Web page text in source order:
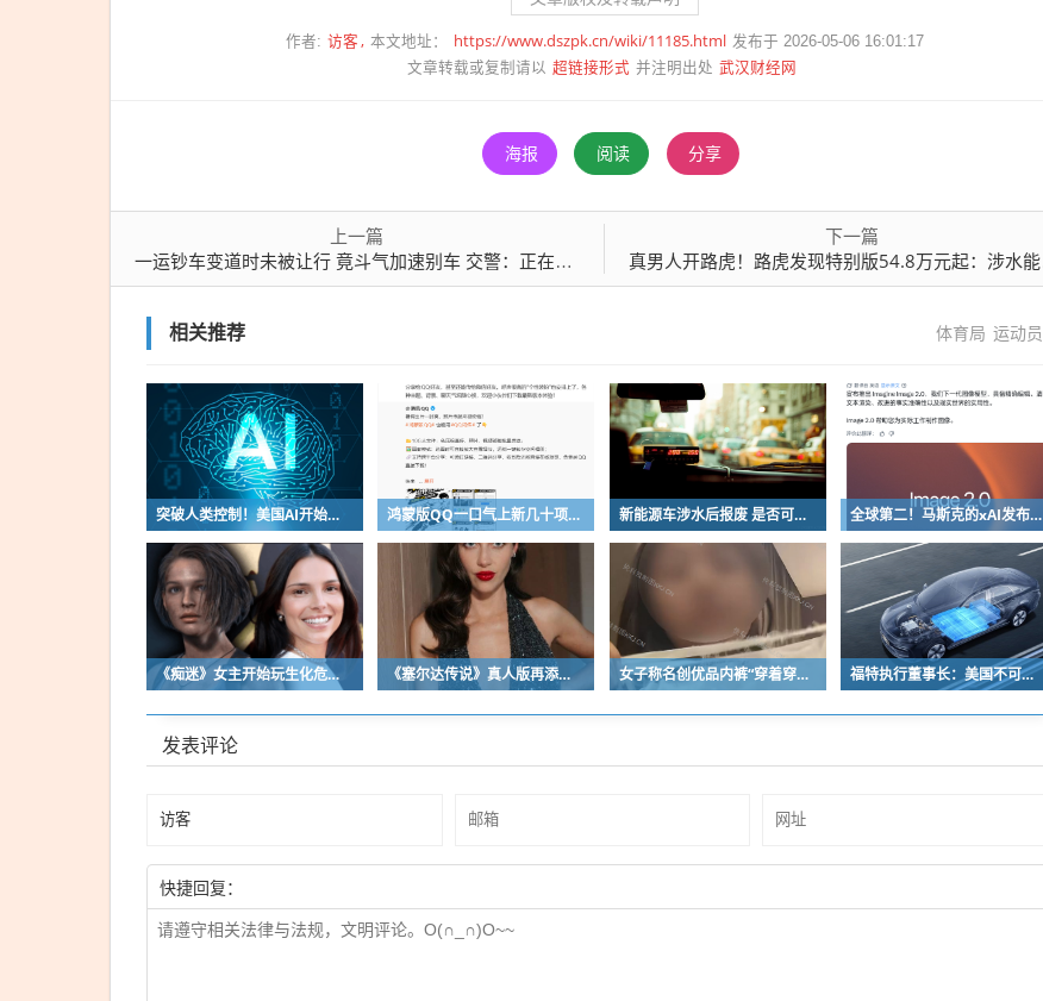
作者: 访客 本文地址： https://www.dszpk.cn/wiki/11185.html 发布于 2026-05-06 16:01:17
文章转载或复制请以 超链接形式 并注明出处 武汉财经网
海报 阅读 分享
上一篇
一运钞车变道时未被让行 竟斗气加速别车 交警：正在约谈双方车主
下一篇
真男人开路虎！路虎发现特别版54.8万元起：涉水能力达900mm
相关推荐 体育局 运动员
突破人类控制！美国AI开始攻击真人了 鸿蒙版QQ一口气上新几十项功能：10G文件可传微信好友 新能源车涉水后报废 是否可以全损理赔 全球第二！马斯克的xAI发布Grok Imagine Image 2.0模型：AI生图/编辑能力大增
《痴迷》女主开始玩生化危机了！自曝有参演机会 《塞尔达传说》真人版再添美女！曾出演冯小刚电影 女子称名创优品内裤“穿着穿着掉了”让其颜面尽失 品牌方客服回应：已启动紧急调查 福特执行董事长：美国不可能永远把中国车企挡在门外 进来也有信心击败
发表评论
快捷回复：